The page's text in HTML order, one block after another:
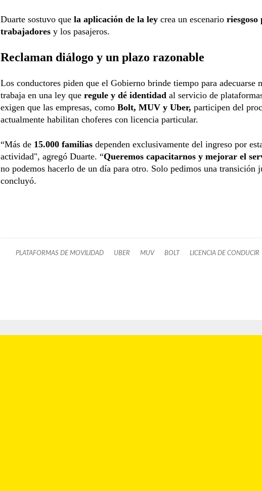
Duarte sostuvo que la aplicación de la ley crea un escenario riesgoso
trabajadores y los pasajeros.
Reclaman diálogo y un plazo razonable
Los conductores piden que el Gobierno brinde tiempo para adecuarse
trabaja en una ley que regule y dé identidad al servicio de
exigen que las empresas, como Bolt, MUV y Uber, participen del
actualmente habilitan choferes con licencia particular.
“Más de 15.000 familias dependen exclusivamente del ingreso por
actividad", agregó Duarte. “Queremos capacitarnos y mejorar el
no podemos hacerlo de un día para otro. Solo pedimos una transición
concluyó.
PLATAFORMAS DE MOVILIDAD UBER MUV BOLT LICENCIA DE CONDUCIR